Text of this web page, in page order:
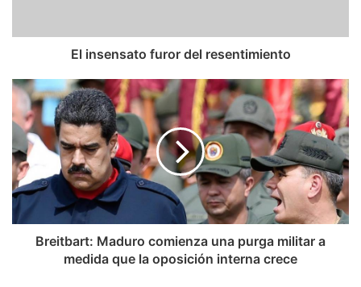
El insensato furor del resentimiento
Breitbart:
Maduro
comienza
una
purga
militar
a
medida
que
Breitbart: Maduro comienza una purga militar a
medida que la oposición interna crece